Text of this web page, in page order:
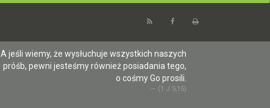
A jeśli wiemy, że wysłuchuje wszystkich naszych
próśb, pewni jesteśmy również posiadania tego,
o cośmy Go prosili.
(1 J 5,15)